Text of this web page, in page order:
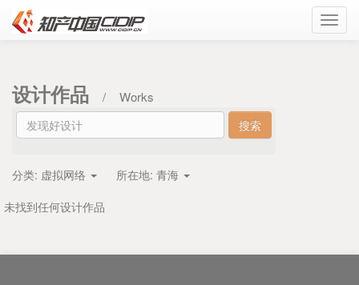
设计作品 / Works
分类: 虚拟网络 所在地: 青海
未找到任何设计作品